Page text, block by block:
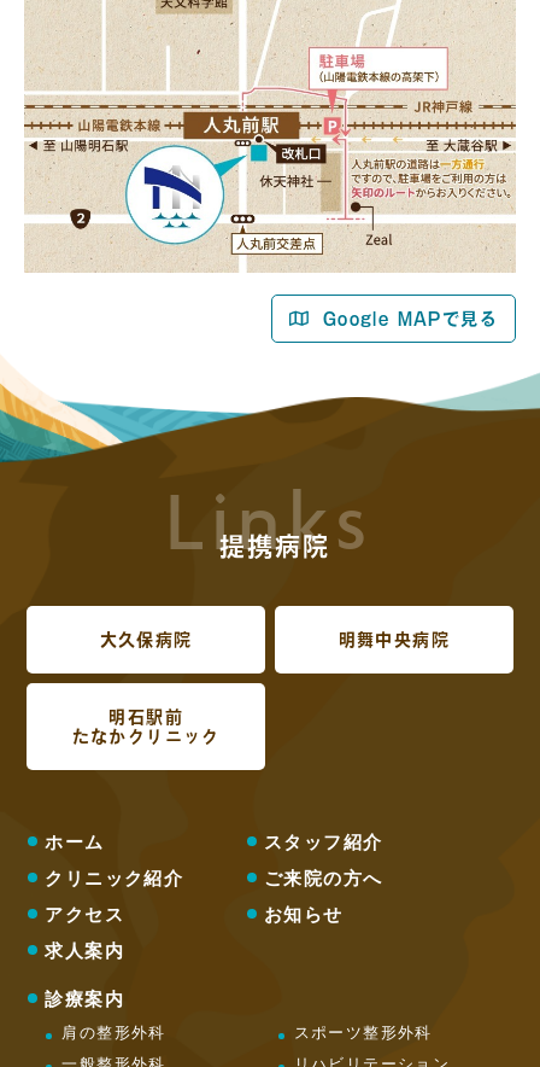
Google MAPで見る
Links
提携病院
大久保病院 明舞中央病院
明石駅前
たなかクリニック
ホーム
スタッフ紹介
クリニック紹介
ご来院の方へ
アクセス
お知らせ
求人案内
診療案内
肩の整形外科
スポーツ整形外科